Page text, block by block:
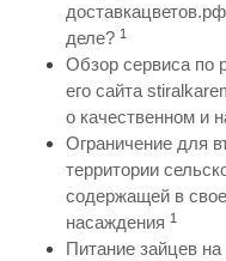
деле? 1
Обзор сервиса по
его сайта
о качественном и
Ограничение для
территории
содержащей в
насаждения 1
Питание зайцев